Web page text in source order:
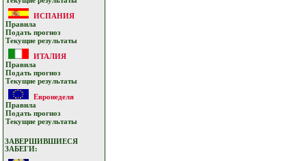
ИСПАНИЯ
Прaвилa
Подать прoгнoз
Текущие результaты
ИТАЛИЯ
Прaвилa
Подать прoгнoз
Текущие результaты
Евронеделя
Прaвилa
Подать прoгнoз
Текущие результaты
ЗАВЕРШИВШИЕСЯ
ЗАБЕГИ: